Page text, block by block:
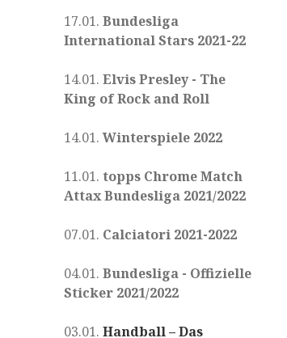
17.01.Bundesliga
International Stars 2021-22
14.01.Elvis Presley - The
King of Rock and Roll
14.01.Winterspiele 2022
11.01.topps Chrome Match
Attax Bundesliga 2021/2022
07.01. Calciatori 2021-2022
04.01.Bundesliga - Offizielle
Sticker 2021/2022
03.01.Handball – Das